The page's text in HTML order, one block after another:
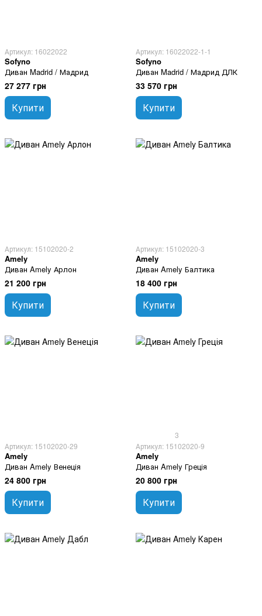
Артикул: 16022022
Sofyno
Диван Madrid / Мадрид
27 277 грн
Купити
Артикул: 16022022-1-1
Sofyno
Диван Madrid / Мадрид ДЛК
33 570 грн
Купити
Артикул: 15102020-2
Amely
Диван Amely Арлон
21 200 грн
Купити
Артикул: 15102020-3
Amely
Диван Amely Балтика
18 400 грн
Купити
Артикул: 15102020-29
Amely
Диван Amely Венеція
24 800 грн
Купити
3
Артикул: 15102020-9
Amely
Диван Amely Греція
20 800 грн
Купити